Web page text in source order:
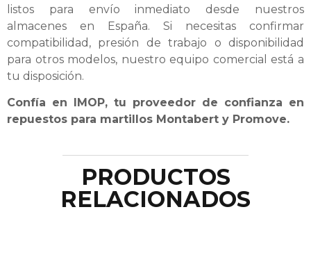
listos para envío inmediato desde nuestros
almacenes en España. Si necesitas confirmar
compatibilidad, presión de trabajo o disponibilidad
para otros modelos, nuestro equipo comercial está a
tu disposición.
Confía en IMOP, tu proveedor de confianza en
repuestos para martillos Montabert y Promove.
PRODUCTOS
RELACIONADOS